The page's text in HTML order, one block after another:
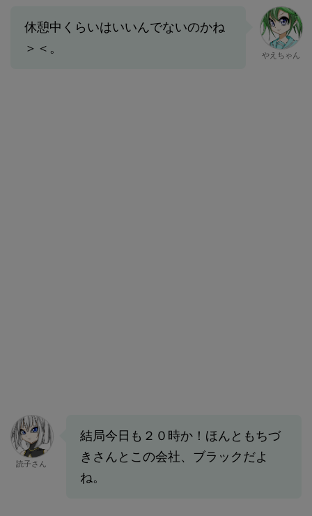
休憩中くらいはいいんでないのかね
＞＜。
やえちゃん
読子さん
結局今日も２０時か！ほんともちづ
きさんとこの会社、ブラックだよ
ね。